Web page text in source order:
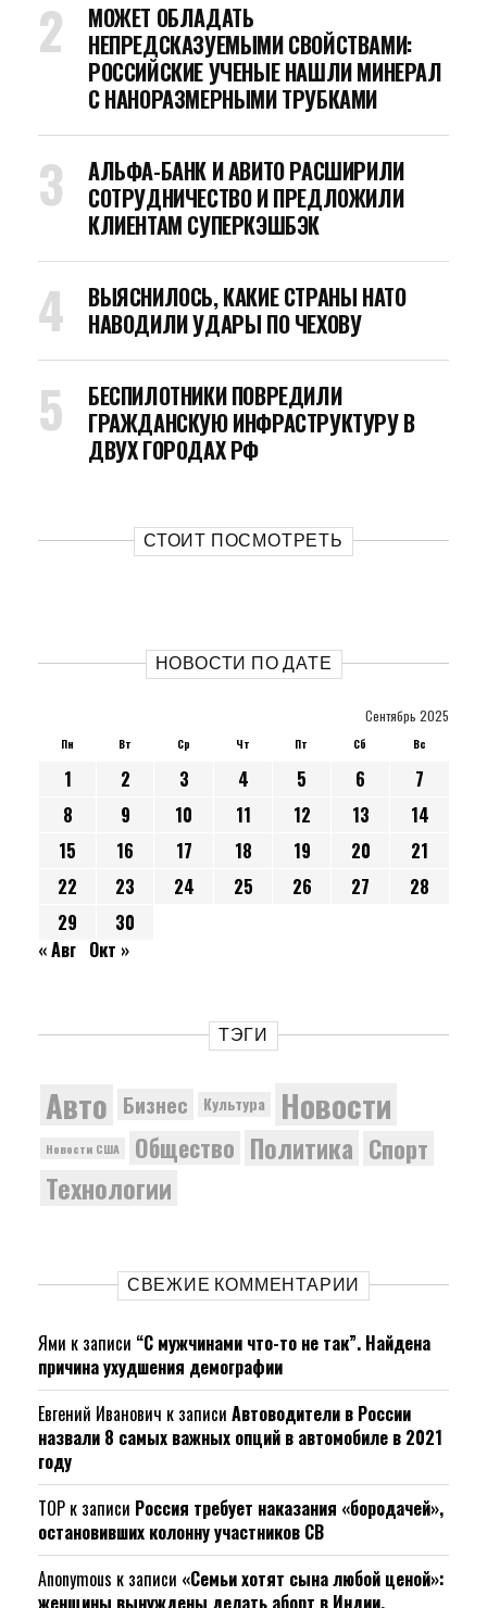
МОЖЕТ ОБЛАДАТЬ
НЕПРЕДСКАЗУЕМЫМИ СВОЙСТВАМИ:
РОССИЙСКИЕ УЧЕНЫЕ НАШЛИ МИНЕРАЛ
С НАНОРАЗМЕРНЫМИ ТРУБКАМИ
АЛЬФА-БАНК И АВИТО РАСШИРИЛИ
СОТРУДНИЧЕСТВО И ПРЕДЛОЖИЛИ
КЛИЕНТАМ СУПЕРКЭШБЭК
ВЫЯСНИЛОСЬ, КАКИЕ СТРАНЫ НАТО
НАВОДИЛИ УДАРЫ ПО ЧЕХОВУ
БЕСПИЛОТНИКИ ПОВРЕДИЛИ
ГРАЖДАНСКУЮ ИНФРАСТРУКТУРУ В
ДВУХ ГОРОДАХ РФ
СТОИТ ПОСМОТРЕТЬ
НОВОСТИ ПО ДАТЕ
Сентябрь 2025
Пн Вт Ср Чт Пт Сб Вс
1 2 3 4 5 6
7
8
9 10 11 12 13
14
15
16 17 18 19 20
21
22
23 24 25 26 27
28
29
30
« Авг Окт »
ТЭГИ
Авто Бизнес Культура Новости
Новости США Общество Политика Спорт
Технологии
СВЕЖИЕ КОММЕНТАРИИ
Ями к записи “С мужчинами что-то не так”. Найдена
причина ухудшения демографии
Евгений Иванович к записи Автоводители в России
назвали 8 самых важных опций в автомобиле в 2021
году
ТОР к записи Россия требует наказания «бородачей»,
остановивших колонну участников СВ
Anonymous к записи «Семьи хотят сына любой ценой»:
женщины вынуждены делать аборт в Индии.